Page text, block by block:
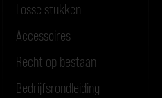
Losse stukken
Accessoires
Recht op bestaan
Bedrijfsrondleiding